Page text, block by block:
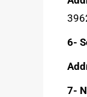
6-
7-